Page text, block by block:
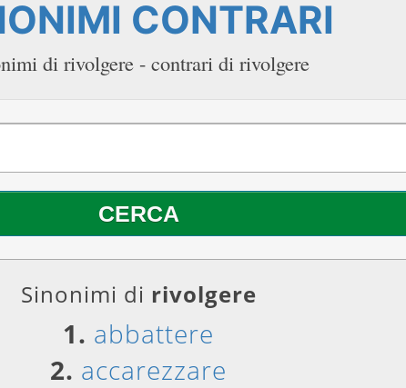
CONTRARI
di rivolgere - contrari di rivolgere
Sinonimi di rivolgere
1. abbattere
2. accarezzare